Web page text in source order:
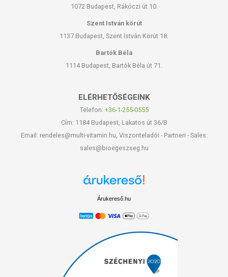
1072 Budapest, Rákóczi út 10.
Szent István körút
1137 Budapest, Szent István Körút 18.
Bartók Béla
1114 Budapest, Bartók Béla út 71.
ELÉRHETŐSÉGEINK
Telefon: +36-1-255-0555
Cím: 1184 Budapest, Lakatos út 36/B
Email: rendeles@multi-vitamin.hu, Viszonteladói - Partneri - Sales:
sales@bioegeszseg.hu
Árukereső.hu